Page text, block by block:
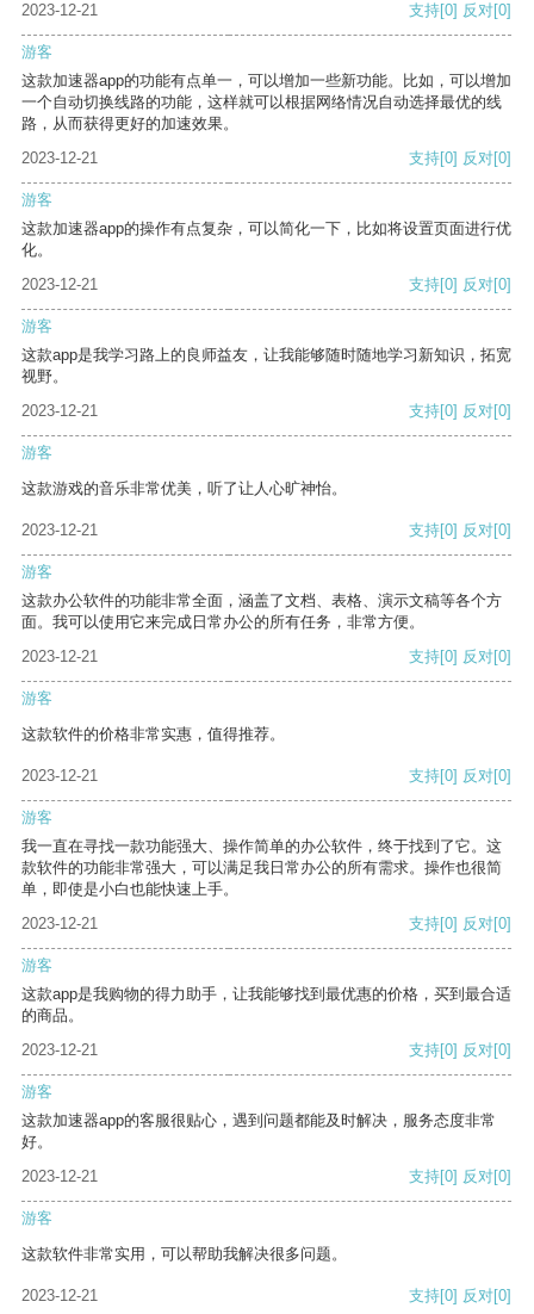
2023-12-21 支持[0] 反对[0]
游客
这款加速器app的功能有点单一，可以增加一些新功能。比如，可以增加
一个自动切换线路的功能，这样就可以根据网络情况自动选择最优的线
路，从而获得更好的加速效果。
2023-12-21
支持[0] 反对[0]
游客
这款加速器app的操作有点复杂，可以简化一下，比如将设置页面进行优
化。
2023-12-21
支持[0] 反对[0]
游客
这款app是我学习路上的良师益友，让我能够随时随地学习新知识，拓宽
视野。
2023-12-21
支持[0] 反对[0]
游客
这款游戏的音乐非常优美，听了让人心旷神怡。
2023-12-21 支持[0] 反对[0]
游客
这款办公软件的功能非常全面，涵盖了文档、表格、演示文稿等各个方
面。我可以使用它来完成日常办公的所有任务，非常方便。
2023-12-21
支持[0] 反对[0]
游客
这款软件的价格非常实惠，值得推荐。
2023-12-21 支持[0] 反对[0]
游客
我一直在寻找一款功能强大、操作简单的办公软件，终于找到了它。这
款软件的功能非常强大，可以满足我日常办公的所有需求。操作也很简
单，即使是小白也能快速上手。
2023-12-21
支持[0] 反对[0]
游客
这款app是我购物的得力助手，让我能够找到最优惠的价格，买到最合适
的商品。
2023-12-21
支持[0] 反对[0]
游客
这款加速器app的客服很贴心，遇到问题都能及时解决，服务态度非常
好。
2023-12-21
支持[0] 反对[0]
游客
这款软件非常实用，可以帮助我解决很多问题。
2023-12-21 支持[0] 反对[0]